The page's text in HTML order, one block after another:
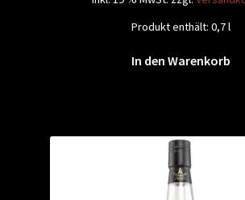
Produkt enthält: 0,7l
In den Warenkorb